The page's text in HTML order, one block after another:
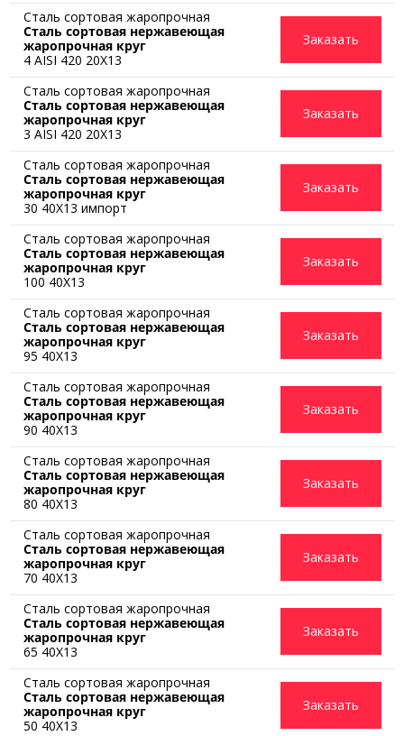
Сталь сортовая жаропрочная
Сталь сортовая нержавеющая
жаропрочная круг
4 AISI 420 20Х13
Заказать
Сталь сортовая жаропрочная
Сталь сортовая нержавеющая
жаропрочная круг
3 AISI 420 20Х13
Заказать
Сталь сортовая жаропрочная
Сталь сортовая нержавеющая
жаропрочная круг
30 40Х13 импорт
Заказать
Сталь сортовая жаропрочная
Сталь сортовая нержавеющая
жаропрочная круг
100 40Х13
Заказать
Сталь сортовая жаропрочная
Сталь сортовая нержавеющая
жаропрочная круг
95 40Х13
Заказать
Сталь сортовая жаропрочная
Сталь сортовая нержавеющая
жаропрочная круг
90 40Х13
Заказать
Сталь сортовая жаропрочная
Сталь сортовая нержавеющая
жаропрочная круг
80 40Х13
Заказать
Сталь сортовая жаропрочная
Сталь сортовая нержавеющая
жаропрочная круг
70 40Х13
Заказать
Сталь сортовая жаропрочная
Сталь сортовая нержавеющая
жаропрочная круг
65 40Х13
Заказать
Сталь сортовая жаропрочная
Сталь сортовая нержавеющая
жаропрочная круг
50 40Х13
Заказать